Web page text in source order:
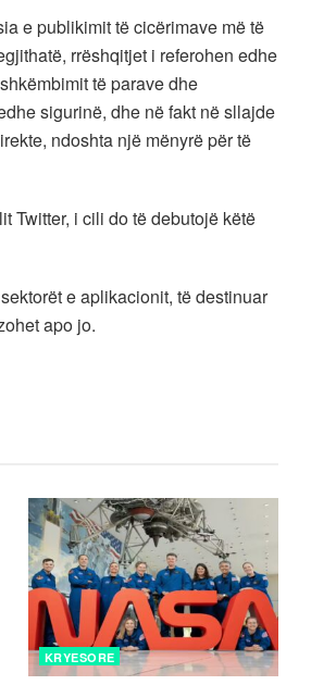
e publikimit të cicërimave më të
rrëshqitjet i referohen edhe
të parave dhe
sigurinë, dhe në fakt në sllajde
ndoshta një mënyrë për të
Twitter, i cili do të debutojë këtë
e aplikacionit, të destinuar
apo jo.
KRYESORE